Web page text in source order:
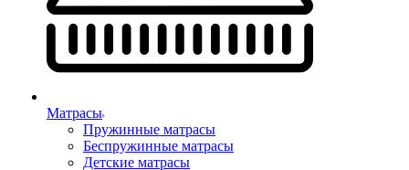
Матрасы
Пружинные матрасы
Беспружинные матрасы
Детские матрасы